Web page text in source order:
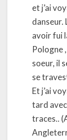
et j’ai
danseur.
avoir fui
Pologne
soeur, il
se
Et j’ai
tard
traces..